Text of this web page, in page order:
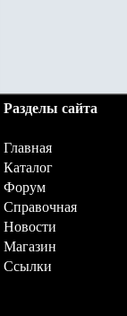
Разделы сайта
Главная
Каталог
Форум
Справочная
Новости
Магазин
Ссылки